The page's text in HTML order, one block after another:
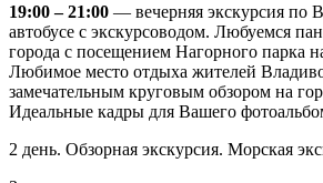
19:00 – 21:00 — вечерняя экскурсия по
автобусе с экскурсоводом. Любуемся
города с посещением Нагорного парка
Любимое место отдыха жителей
замечательным круговым обзором на
Идеальные кадры для Вашего
2 день. Обзорная экскурсия. Морская